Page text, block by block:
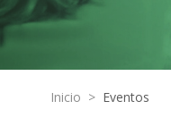
Inicio > Eventos